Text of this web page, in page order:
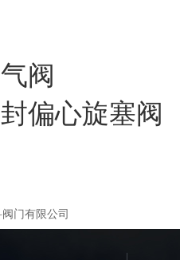
阀
偏心旋塞阀
门有限公司